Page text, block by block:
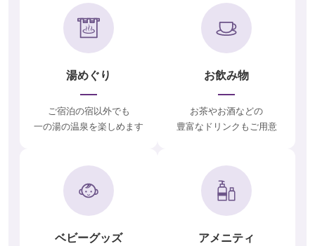
湯めぐり
ご宿泊の宿以外でも
一の湯の温泉を楽しめます
お飲み物
お茶やお酒などの
豊富なドリンクもご用意
ベビーグッズ アメニティ